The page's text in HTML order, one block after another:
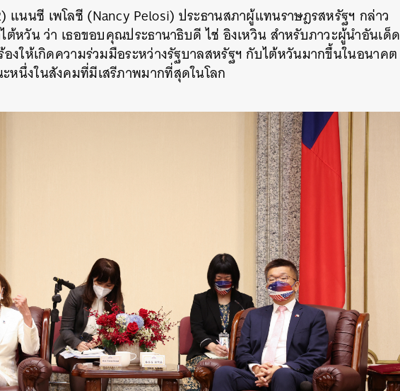
แนนซี เพโลซี (Nancy Pelosi) ประธานสภาผู้แทนราษฎรสหรัฐฯ กล่าว
ต้หวัน ว่า เธอขอบคุณประธานาธิบดี ไช่ อิงเหวิน สำหรับภาวะผู้นำอันเด็ด
องให้เกิดความร่วมมือระหว่างรัฐบาลสหรัฐฯ กับไต้หวันมากขึ้นในอนาคต
หนึ่งในสังคมที่มีเสรีภาพมากที่สุดในโลก